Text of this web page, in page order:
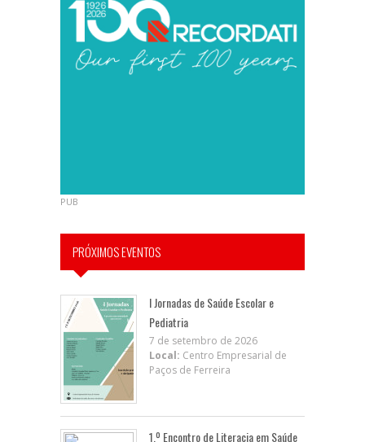
PUB
PRÓXIMOS EVENTOS
I Jornadas de Saúde Escolar e
Pediatria
7 de setembro de 2026
Local: Centro Empresarial de
Paços de Ferreira
1.º Encontro de Literacia em Saúde